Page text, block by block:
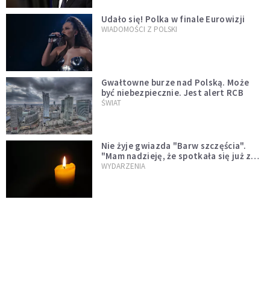
Udało się! Polka w finale Eurowizji
WIADOMOŚCI Z POLSKI
Gwałtowne burze nad Polską. Może
być niebezpiecznie. Jest alert RCB
ŚWIAT
Nie żyje gwiazda "Barw szczęścia".
"Mam nadzieję, że spotkała się już z
Bogiem, którego tak bardzo kochała"
WYDARZENIA